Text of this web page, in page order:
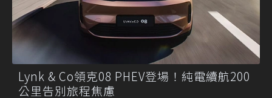
Lynk & Co領克08 PHEV登場！純電續航200
公里告別旅程焦慮